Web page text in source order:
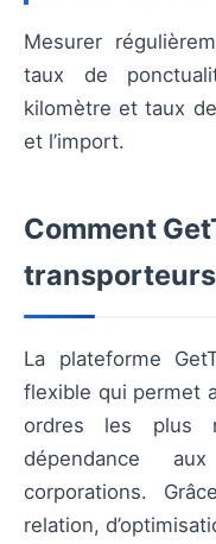
Mesurer
taux de
kilomètre et taux
et l’import.
Comment
La plateforme
flexible qui permet
ordres les plus
dépendance
corporations.
relation,